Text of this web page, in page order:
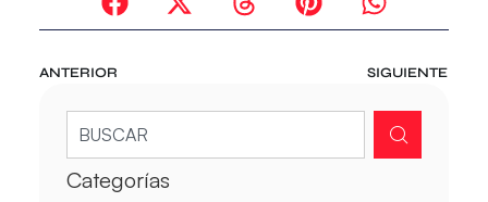
ANTERIOR SIGUIENTE
Categorías